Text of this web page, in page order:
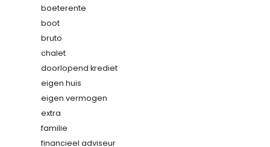
boeterente
boot
bruto
chalet
doorlopend krediet
eigen huis
eigen vermogen
extra
familie
financieel adviseur